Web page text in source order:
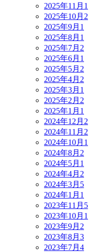
2025年11月 1
2025年10月 2
2025年9月 1
2025年8月 1
2025年7月 2
2025年6月 1
2025年5月 2
2025年4月 2
2025年3月 1
2025年2月 2
2025年1月 1
2024年12月 2
2024年11月 2
2024年10月 1
2024年8月 2
2024年5月 1
2024年4月 2
2024年3月 5
2024年1月 1
2023年11月 5
2023年10月 1
2023年9月 2
2023年8月 3
2023年7月 4